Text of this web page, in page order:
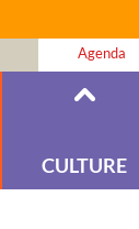
Agenda
CULTURE